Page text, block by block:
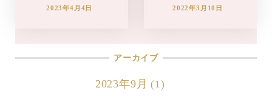
2023年4月4日
2022年3月10日
アーカイブ
2023年9月 (1)